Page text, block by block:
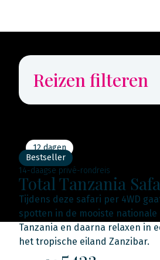
Reizen filteren
12 dagen
Bestseller
14-daagse privé-rondreis
Total Tanzania
Tijdens deze safari per 4WD
spotten in de mooiste nationale
Tanzania en daarna relaxen in
het tropische eiland Zanzibar.